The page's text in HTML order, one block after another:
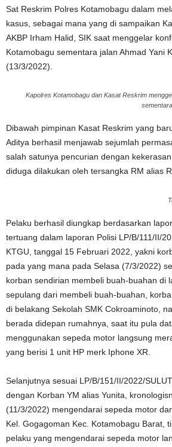
Sat Reskrim Polres Kotamobagu dalam
kasus, sebagai mana yang di sampaikan
AKBP Irham Halid, SIK saat menggelar
Kotamobagu sementara jalan Ahmad Yani
(13/3/2022).
Kapolres Kotamobagu dan Kasat Reskrim
Dibawah pimpinan Kasat Reskrim yang
Aditya berhasil menjawab sejumlah
salah satunya pencurian dengan
diduga dilakukan oleh tersangka RM alias
Pelaku berhasil diungkap berdasarkan
tertuang dalam laporan Polisi LP/B/111/II/
KTGU, tanggal 15 Februari 2022, yakni
pada yang mana pada Selasa (7/3/2022)
korban sendirian membeli buah-buahan di
sepulang dari membeli buah-buahan,
di belakang Sekolah SMK Cokroaminoto,
berada didepan rumahnya, saat itu pula
menggunakan sepeda motor langsung
yang berisi 1 unit HP merk Iphone XR.
Selanjutnya sesuai LP/B/151/II/2022/
dengan Korban YM alias Yunita,
(11/3/2022) mengendarai sepeda motor
Kel. Gogagoman Kec. Kotamobagu Barat,
pelaku yang mengendarai sepeda motor